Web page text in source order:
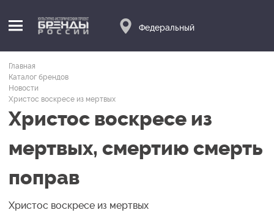
Федеральный
Главная
Каталог брендов
Новости
Христос воскресе из мертвых
Христос воскресе из
мертвых, смертию смерть
поправ
Христос воскресе из мертвых